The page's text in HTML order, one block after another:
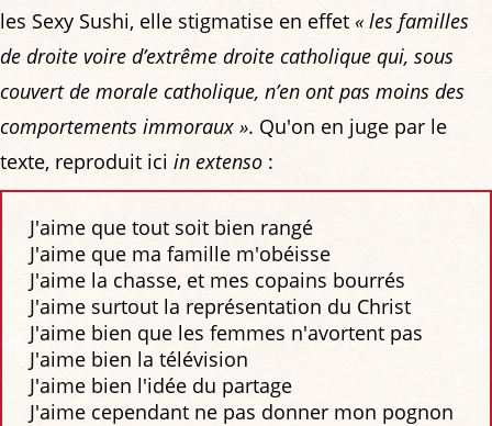
les Sexy Sushi, elle stigmatise en effet « les familles
de droite voire d’extrême droite catholique qui, sous
couvert de morale catholique, n’en ont pas moins des
comportements immoraux ». Qu'on en juge par le
texte, reproduit ici in extenso :
J'aime que tout soit bien rangé
J'aime que ma famille m'obéisse
J'aime la chasse, et mes copains bourrés
J'aime surtout la représentation du Christ
J'aime bien que les femmes n'avortent pas
J'aime bien la télévision
J'aime bien l'idée du partage
J'aime cependant ne pas donner mon pognon